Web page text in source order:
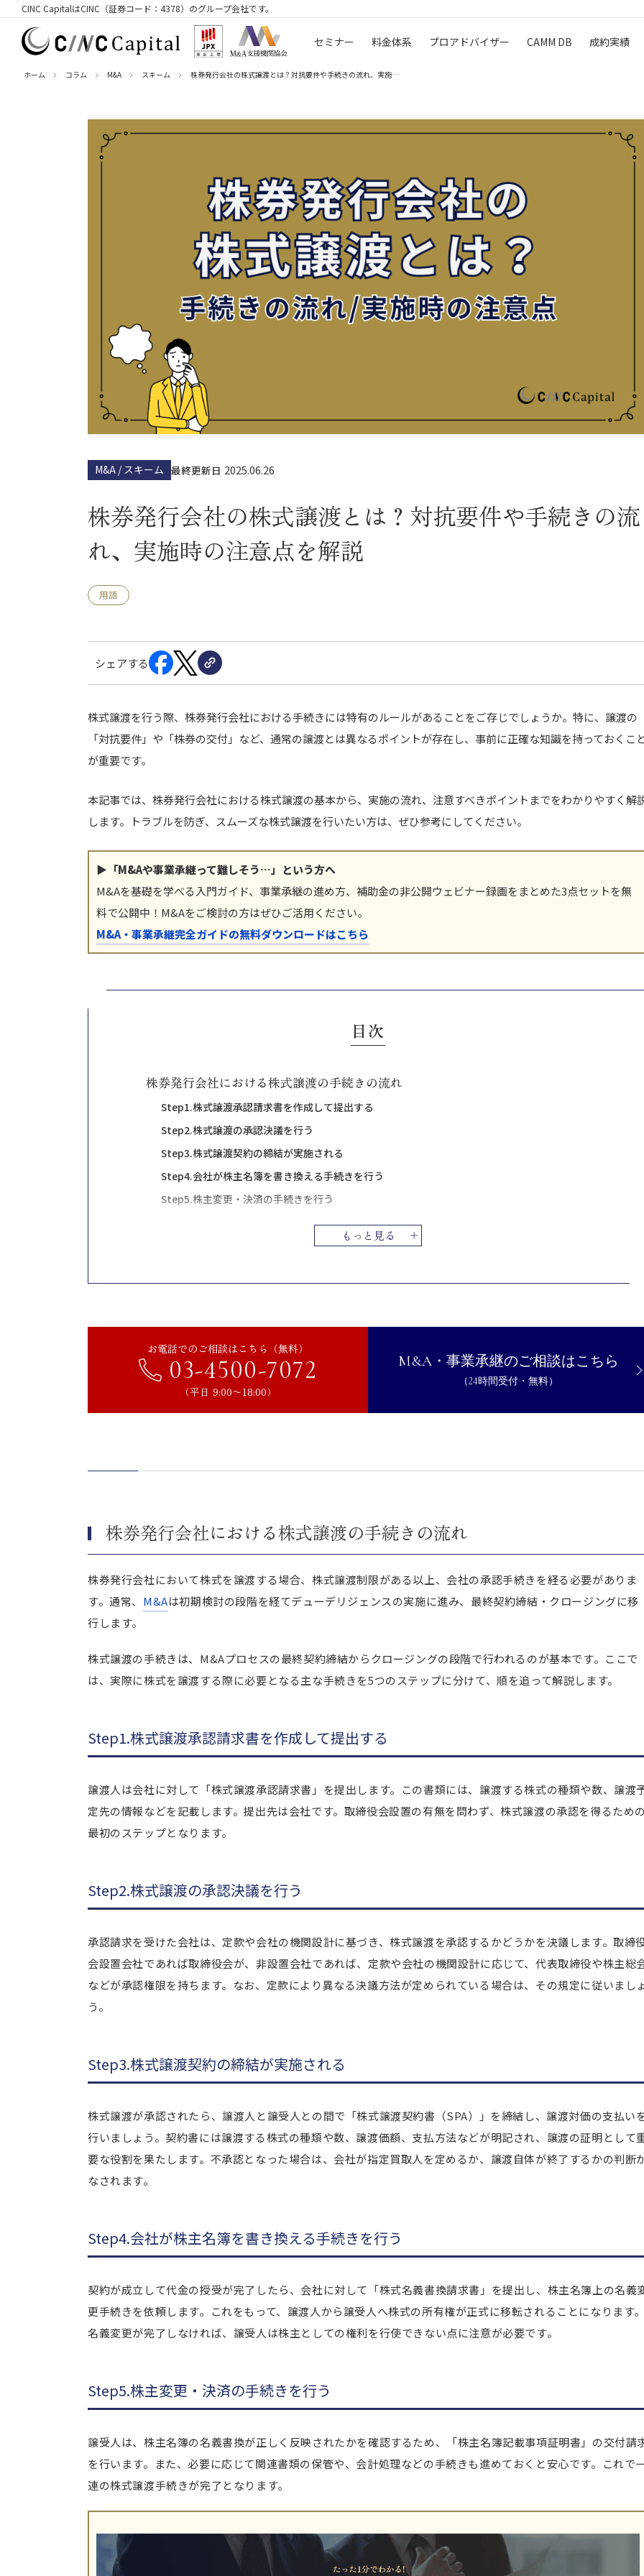
CINC CapitalはCINC（証券コード：4378）のグループ会社です。
セミナー 料金体系 プロアドバイザー CAMM DB 成約実績
ホーム コラム M&A スキーム 株券発行会社の株式譲渡とは？対抗要件や手続きの流れ、実施時の…
M&A / スキーム 最終更新日 2025.06.26
株券発行会社の株式譲渡とは？対抗要件や手続きの流
れ、実施時の注意点を解説
用語
シェアする
株式譲渡を行う際、株券発行会社における手続きには特有のルールがあることをご存じでしょうか。特に、譲渡の
「対抗要件」や「株券の交付」など、通常の譲渡とは異なるポイントが存在し、事前に正確な知識を持っておくこ
が重要です。
本記事では、株券発行会社における株式譲渡の基本から、実施の流れ、注意すべきポイントまでをわかりやすく解
します。トラブルを防ぎ、スムーズな株式譲渡を行いたい方は、ぜひ参考にしてください。
▶「M&Aや事業承継って難しそう…」という方へ
M&Aを基礎を学べる入門ガイド、事業承継の進め方、補助金の非公開ウェビナー録画をまとめた3点セットを無
料で公開中！M&Aをご検討の方はぜひご活用ください。
M&A・事業承継完全ガイドの無料ダウンロードはこちら
目次
もっと見る
株券発行会社における株式譲渡の手続きの流れ
Step1.株式譲渡承認請求書を作成して提出する
Step2.株式譲渡の承認決議を行う
Step3.株式譲渡契約の締結が実施される
Step4.会社が株主名簿を書き換える手続きを行う
Step5.株主変更・決済の手続きを行う
株券が発行されていない場合の対応方法
株券の有効性と現物の管理状況を確認する
譲渡制限がある場合は取締役会等の承認を得る
専門家のサポートを活用する
まとめ｜株券発行会社の株式譲渡は注意点の確認を
お電話でのご相談はこちら（無料）
03-4500-7072
（平日 9:00〜18:00）
M&A・事業承継のご相談はこちら
（24時間受付・無料）
株券発行会社における株式譲渡の手続きの流れ
株券発行会社において株式を譲渡する場合、株式譲渡制限がある以上、会社の承認手続きを経る必要がありま
す。通常、 M&Aは初期検討の段階を経てデューデリジェンスの実施に進み、最終契約締結・クロージングに移
行します。
株式譲渡の手続きは、M&Aプロセスの最終契約締結からクロージングの段階で行われるのが基本です。ここで
は、実際に株式を譲渡する際に必要となる主な手続きを5つのステップに分けて、順を追って解説します。
Step1.株式譲渡承認請求書を作成して提出する
譲渡人は会社に対して「株式譲渡承認請求書」を提出します。この書類には、譲渡する株式の種類や数、譲渡
定先の情報などを記載します。提出先は会社です。取締役会設置の有無を問わず、株式譲渡の承認を得るため
最初のステップとなります。
Step2.株式譲渡の承認決議を行う
承認請求を受けた会社は、定款や会社の機関設計に基づき、株式譲渡を承認するかどうかを決議します。取締
会設置会社であれば取締役会が、非設置会社であれば、定款や会社の機関設計に応じて、代表取締役や株主総
などが承認権限を持ちます。なお、定款により異なる決議方法が定められている場合は、その規定に従いまし
う。
Step3.株式譲渡契約の締結が実施される
株式譲渡が承認されたら、譲渡人と譲受人との間で「株式譲渡契約書（SPA）」を締結し、譲渡対価の支払い
行いましょう。契約書には譲渡する株式の種類や数、譲渡価額、支払方法などが明記され、譲渡の証明として
要な役割を果たします。不承認となった場合は、会社が指定買取人を定めるか、譲渡自体が終了するかの判断
なされます。
Step4.会社が株主名簿を書き換える手続きを行う
契約が成立して代金の授受が完了したら、会社に対して「株式名義書換請求書」を提出し、株主名簿上の名義
更手続きを依頼します。これをもって、譲渡人から譲受人へ株式の所有権が正式に移転されることになります
名義変更が完了しなければ、譲受人は株主としての権利を行使できない点に注意が必要です。
Step5.株主変更・決済の手続きを行う
譲受人は、株主名簿の名義書換が正しく反映されたかを確認するため、「株主名簿記載事項証明書」の交付請
を行います。また、必要に応じて関連書類の保管や、会計処理などの手続きも進めておくと安心です。これで
連の株式譲渡手続きが完了となります。